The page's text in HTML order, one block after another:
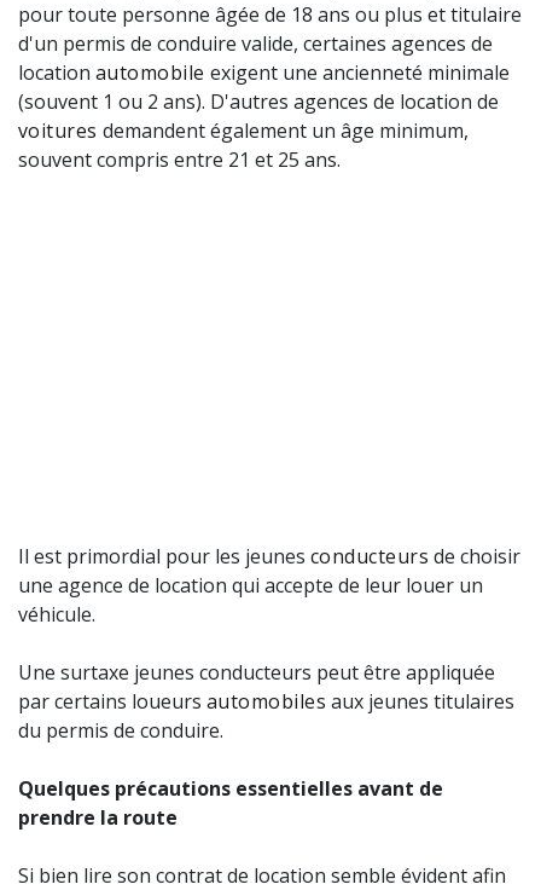
pour toute personne âgée de 18 ans ou plus et titulaire
d'un permis de conduire valide, certaines agences de
location automobile exigent une ancienneté minimale
(souvent 1 ou 2 ans). D'autres agences de location de
voitures demandent également un âge minimum,
souvent compris entre 21 et 25 ans.
Il est primordial pour les jeunes conducteurs de choisir
une agence de location qui accepte de leur louer un
véhicule.
Une surtaxe jeunes conducteurs peut être appliquée
par certains loueurs automobiles aux jeunes titulaires
du permis de conduire.
Quelques précautions essentielles avant de
prendre la route
Si bien lire son contrat de location semble évident afin